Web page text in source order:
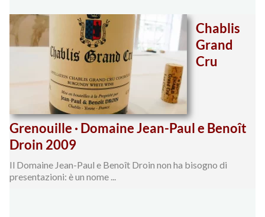
Chablis
Grand
Cru
Grenouille · Domaine Jean-Paul e Benoît
Droin 2009
Il Domaine Jean-Paul e Benoît Droin non ha bisogno di
presentazioni: è un nome ...